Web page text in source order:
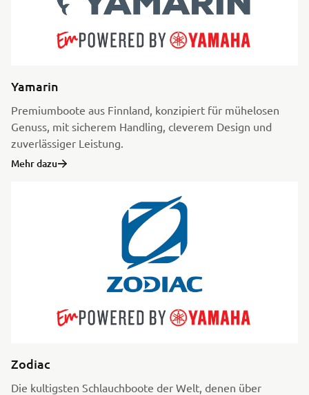
Yamarin
Premiumboote aus Finnland, konzipiert für mühelosen
Genuss, mit sicherem Handling, cleverem Design und
zuverlässiger Leistung.
Mehr dazu
Zodiac
Die kultigsten Schlauchboote der Welt, denen über